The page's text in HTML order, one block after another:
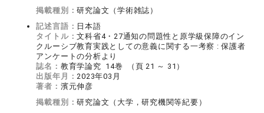
掲載種別：研究論文（学術雑誌）
記述言語： 日本語
タイトル：文科省4・27通知の問題性と原学級保障のイン
クルーシブ教育実践としての意義に関する一考察 : 保護者
アンケートの分析より
誌名： 教育学論究 14巻 （頁 21 ～ 31）
出版年月：2023年03月
著者： 濱元伸彦
掲載種別：研究論文（大学，研究機関等紀要）